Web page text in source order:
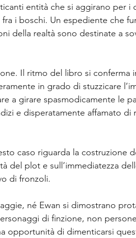
entità che si aggirano per i
i boschi. Un espediente che
della realtà sono destinate a
Il ritmo del libro si conferma
in grado di stuzzicare
a girare spasmodicamente le
e disperatamente affamato di
caso riguarda la costruzione
del plot e sull’immediatezza
di fronzoli.
né Ewan si dimostrano
di finzione, non
opportunità di dimenticarsi